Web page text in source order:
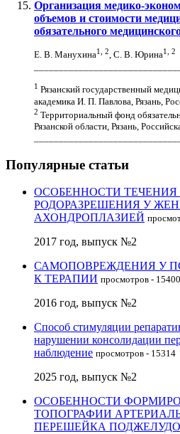
Организация медико-
объемов и стоимости
обязательного
Е. В. Манухина1, 2, С. В. Юрина1, 2
1 Рязанский государственный
академика И. П. Павлова, Рязань,
2 Территориальный фонд
Рязанской области, Рязань,
Популярные статьи
ОСОБЕННОСТИ
РОДОРАЗРЕШЕНИЯ У
АХОНДРОПЛАЗИЕЙ
2017 год, выпуск №2
САМОПОВРЕЖДЕНИЯ У
К ТЕРАПИИ просмотров - 15400
2016 год, выпуск №2
Способ стимуляции
нарушении консолидации
наблюдение просмотров - 15314
2025 год, выпуск №2
ОСОБЕННОСТИ
ТОПОГРАФИИ
ПЕРЕШЕЙКА